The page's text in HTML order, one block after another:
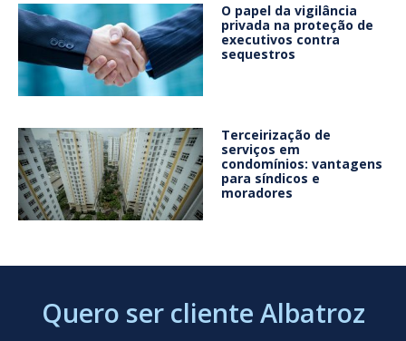
O papel da vigilância
privada na proteção de
executivos contra
sequestros
Terceirização de
serviços em
condomínios: vantagens
para síndicos e
moradores
Quero ser cliente Albatroz